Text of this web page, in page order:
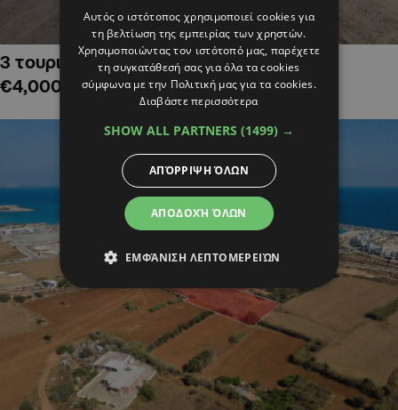
3 τουριστικά χωράφια στην Αλαμινό,
€4,000,000
Αυτός ο ιστότοπος χρησιμοποιεί cookies για
τη βελτίωση της εμπειρίας των χρηστών.
Χρησιμοποιώντας τον ιστότοπό μας, παρέχετε
τη συγκατάθεσή σας για όλα τα cookies
σύμφωνα με την Πολιτική μας για τα cookies.
Διαβάστε περισσότερα
SHOW ALL PARTNERS (1499) →
ΑΠΟΔΟΧΉ ΌΛΩΝ
ΑΠΌΡΡΙΨΗ ΌΛΩΝ
ΕΜΦΆΝΙΣΗ ΛΕΠΤΟΜΕΡΕΙΏΝ